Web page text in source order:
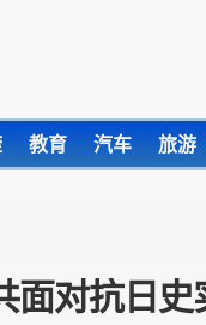
教育 汽车 旅游
面对抗日史